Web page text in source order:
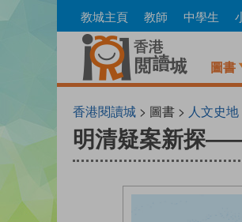
to
教城主頁 教師 中學生
圖書
香港閱讀城 > 圖書 > 人文史地
明清疑案新探